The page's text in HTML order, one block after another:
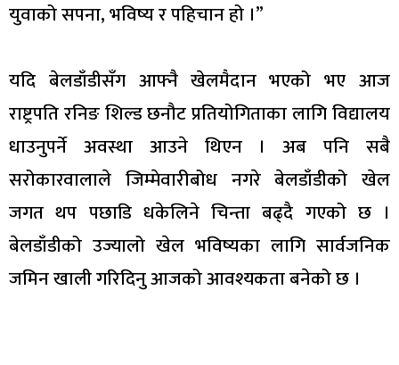
युवाको सपना, भविष्य र पहिचान हो ।”
यदि बेलडाँडीसँग आफ्नै खेलमैदान भएको भए आज
राष्ट्रपति रनिङ शिल्ड छनौट प्रतियोगिताका लागि विद्यालय
धाउनुपर्ने अवस्था आउने थिएन । अब पनि सबै
सरोकारवालाले जिम्मेवारीबोध नगरे बेलडाँडीको खेल
जगत थप पछाडि धकेलिने चिन्ता बढ्दै गएको छ ।
बेलडाँडीको उज्यालो खेल भविष्यका लागि सार्वजनिक
जमिन खाली गरिदिनु आजको आवश्यकता बनेको छ ।